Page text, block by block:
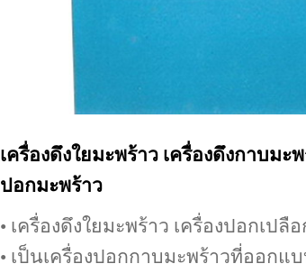
เครื่องดึงใยมะพร้าวเครื่องดึงกาบมะพ
ปอกมะพร้าว
• เครื่องดึงใยมะพร้าว เครื่องปอกเปลื
• เป็นเครื่องปอกกาบมะพร้าวที่ออกแ